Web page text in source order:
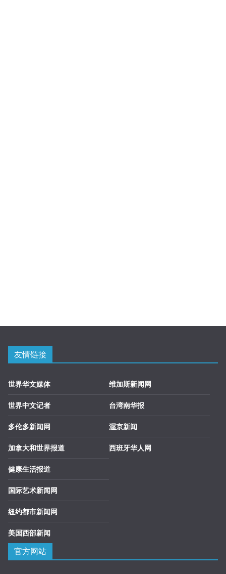
友情链接
世界华文媒体
世界中文记者
多伦多新闻网
加拿大和世界报道
健康生活报道
国际艺术新闻网
纽约都市新闻网
美国西部新闻
维加斯新闻网
台湾南华报
渥京新闻
西班牙华人网
官方网站